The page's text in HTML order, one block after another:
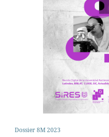
Dossier 8M 2023